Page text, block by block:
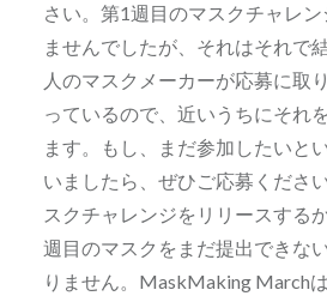
さい。第1週目のマスクチャレ
ませんでしたが、それはそれで
人のマスクメーカーが応募に取
っているので、近いうちにそれ
ます。もし、まだ参加したいと
いましたら、ぜひご応募くださ
スクチャレンジをリリースする
週目のマスクをまだ提出できな
りません。MaskMaking March